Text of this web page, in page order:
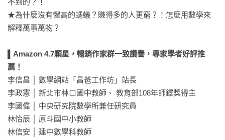
不到的？！
★為什麼沒有懼高的螞蟻？賺得多的人更窮？！怎麼用數學來
解釋萬事萬物？
▌Amazon 4.7顆星，暢銷作家群一致讚譽，專家學者好評推
薦！
李信昌 │ 數學網站「昌爸工作坊」站長
李政憲 │ 新北市林口國中教師、 教育部108年師鐸獎得主
李國偉 │ 中央研究院數學所兼任研究員
林怡辰 │ 原斗國中小教師
林信安 │ 建中數學科教師